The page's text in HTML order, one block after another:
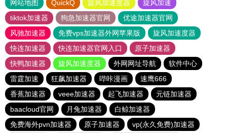
网站地图 QuickQ 旋风加速度器
旋风加速
tiktok加速器
狗急加速器官网
优途加速器官网
风驰加速器
免费vps加速器外网苹果版
旋风加速度器
快连加速器
快连加速器官网入口
原子加速器
快鸭加速器
旋风加速度器 外网网址导航
软件中心
雷霆加速
狂飙加速器 哔咔漫画
速鹰666
香蕉加速器
veee加速器 起飞加速器
元链加速器
baacloud官网
月兔加速器
白鲸加速器
免费海外pvn加速器
原子加速器
vp(永久免费)加速器